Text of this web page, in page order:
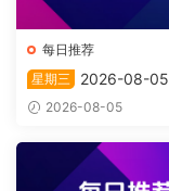
每日推荐
星期三
2026-08-05
2026-08-05